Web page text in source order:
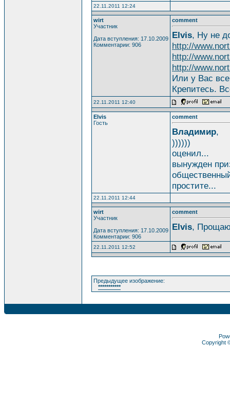
22.11.2011 12:24
wirt
Участник
Дата вступления: 17.10.2009
Комментарии: 906
comment
Elvis, Ну не
http://
http://
http://
Или у Вас
Крепитесь.
22.11.2011 12:40
Elvis
Гость
comment
Владимир,
))))))
оценил...
вынужден
простите...
22.11.2011 12:44
wirt
Участник
Дата вступления: 17.10.2009
Комментарии: 906
comment
Elvis,
22.11.2011 12:52
Предыдущее изображение:
***********
Copyright